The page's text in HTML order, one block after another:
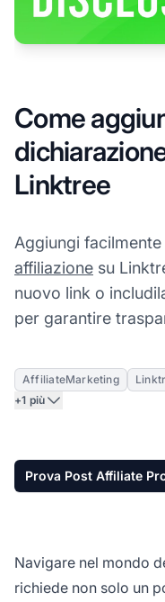
Come
Linktree
Aggiungi
affiliazione su
nuovo link o
per garantire
AffiliateMarketing
+1 più
Prova Post Affiliate
Navigare nel mondo
richiede non solo un